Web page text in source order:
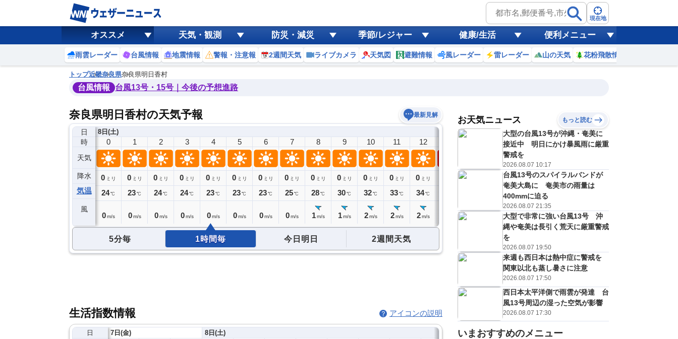
現在地
オススメ 天気・観測 防災・減災 季節/レジャー 健康/生活 便利メニュー
雨雲レーダー 台風情報 地震情報 警報・注意報 2週間天気 ライブカメラ 天気図 避難情報 風レーダー 雷レーダー 山の天気 花粉飛散情報
トップ近畿奈良県奈良県明日香村
台風情報 台風13号・15号｜今後の予想進路
奈良県明日香村の天気予報 最新見解
日
時
天気
降水
気温
風
7日(金)
23
0ミリ
24℃
8日(土)
0
0 ミリ
24℃
0 m/s
1
0 ミリ
23℃
0 m/s
2
0 ミリ
24℃
0 m/s
3
0 ミリ
24℃
0 m/s
4
0 ミリ
23℃
0 m/s
5
0 ミリ
23℃
0 m/s
6
0 ミリ
23℃
0 m/s
7
0 ミリ
25℃
0 m/s
8
0 ミリ
28℃
1 m/s
9
0 ミリ
30℃
1 m/s
10
0 ミリ
32℃
2 m/s
11
0 ミリ
33℃
2 m/s
12
0 ミリ
34℃
2 m/s
15
ミリ
℃
m/s
16
0 ミリ
35℃
2m/s
17
0 ミリ
1 m/s
18
0 ミリ
1m/s
19
0
1
5分毎 1時間毎 今日明日 2週間天気
生活指数情報 アイコンの説明
日
7日(金) 8日(土) 9日(日)
お天気ニュース もっと読む
大型の台風13号が沖縄・奄美に
接近中 明日にかけ暴風雨に厳重
警戒を
2026.08.07 10:17
台風13号のスパイラルバンドが
奄美大島に 奄美市の雨量は
400mmに迫る
2026.08.07 21:35
大型で非常に強い台風13号 沖
縄や奄美は長引く荒天に厳重警戒
を
2026.08.07 19:50
来週も西日本は熱中症に警戒を
関東以北も蒸し暑さに注意
2026.08.07 17:50
西日本太平洋側で雨雲が発達 台
風13号周辺の湿った空気が影響
2026.08.07 17:30
いまおすすめのメニュー